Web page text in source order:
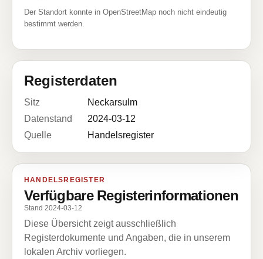
Der Standort konnte in OpenStreetMap noch nicht eindeutig
bestimmt werden.
Registerdaten
Sitz
Neckarsulm
Datenstand
2024-03-12
Quelle
Handelsregister
HANDELSREGISTER
Verfügbare Registerinformationen
Stand 2024-03-12
Diese Übersicht zeigt ausschließlich
Registerdokumente und Angaben, die in unserem
lokalen Archiv vorliegen.